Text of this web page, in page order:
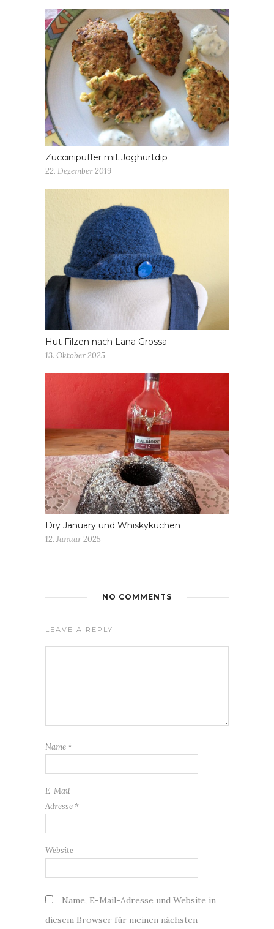
Zuccinipuffer mit Joghurtdip
22. Dezember 2019
Hut Filzen nach Lana Grossa
13. Oktober 2025
Dry January und Whiskykuchen
12. Januar 2025
NO COMMENTS
LEAVE A REPLY
Name *
E-Mail-
Adresse *
Website
Name, E-Mail-Adresse und Website in
diesem Browser für meinen nächsten